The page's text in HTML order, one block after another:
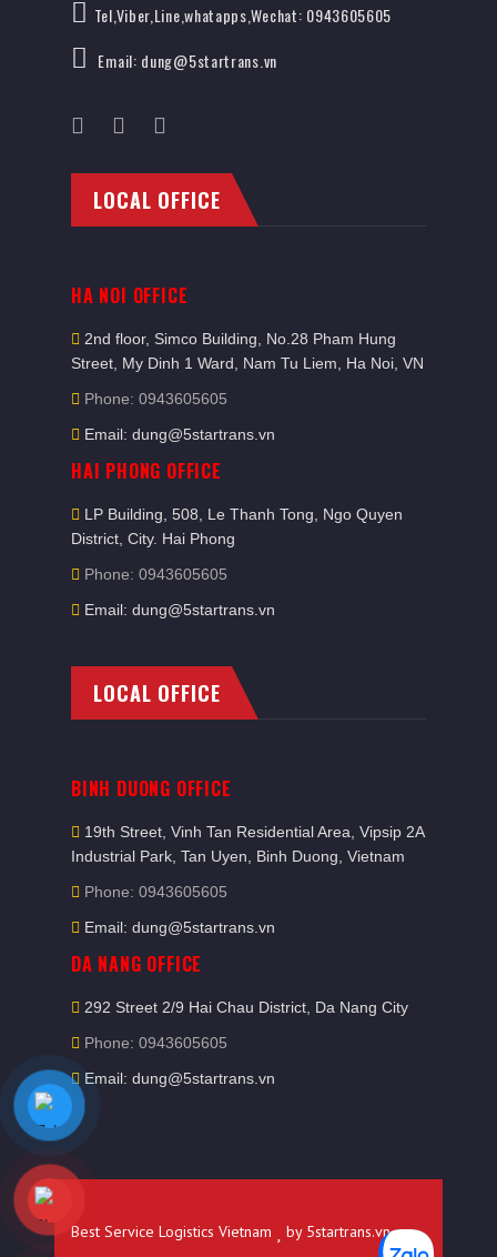
Tel,Viber,Line,whatapps,Wechat: 0943605605
Email: dung@5startrans.vn
LOCAL OFFICE
HA NOI OFFICE
2nd floor, Simco Building, No.28 Pham Hung
Street, My Dinh 1 Ward, Nam Tu Liem, Ha Noi, VN
Phone: 0943605605
Email: dung@5startrans.vn
HAI PHONG OFFICE
LP Building, 508, Le Thanh Tong, Ngo Quyen
District, City. Hai Phong
Phone: 0943605605
Email: dung@5startrans.vn
LOCAL OFFICE
BINH DUONG OFFICE
19th Street, Vinh Tan Residential Area, Vipsip 2A
Industrial Park, Tan Uyen, Binh Duong, Vietnam
Phone: 0943605605
Email: dung@5startrans.vn
DA NANG OFFICE
292 Street 2/9 Hai Chau District, Da Nang City
Phone: 0943605605
Email: dung@5startrans.vn
Best Service Logistics Vietnam by 5startrans.vn.